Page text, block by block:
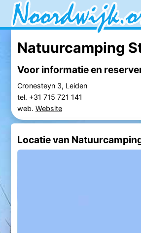
Natuurcamping
Voor informatie en
Cronesteyn 3, Leiden
tel. +31 715 721 141
web. Website
Locatie van